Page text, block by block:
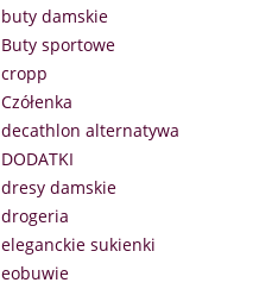
buty damskie
Buty sportowe
cropp
Czółenka
decathlon alternatywa
DODATKI
dresy damskie
drogeria
eleganckie sukienki
eobuwie